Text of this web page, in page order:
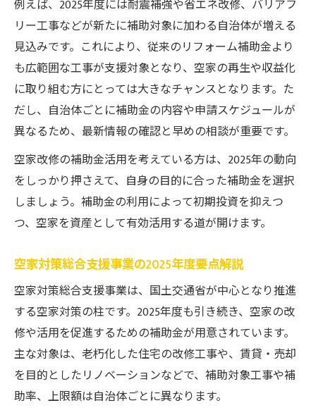
例えば、2025年度には耐震補強や省エネ改修、バリアフ
リー工事などが新たに補助対象に加わる自治体が増える
見込みです。これにより、従来のリフォーム補助金より
も広範囲な工事が支援対象となり、空家の再生や収益化
に取り組む方にとっては大きなチャンスとなります。た
だし、自治体ごとに補助金の内容や申請スケジュールが
異なるため、最新情報の確認と早めの相談が重要です。
空家改修の補助金活用を考えている方は、2025年の動向
をしっかり押さえて、自身の目的に合った補助金を選択
しましょう。補助金の利用によって初期投資を抑えつ
つ、空家を資産として有効活用する道が開けます。
空家対策総合支援事業の2025年度要点解説
空家対策総合支援事業は、国土交通省が中心となり推進
する空家対策の柱です。2025年度も引き続き、空家の改
修や活用を促進するための補助金が用意されています。
主な対象は、老朽化した住宅の改修工事や、賃貸・売却
を目的としたリノベーションなどで、補助対象工事や補
助率、上限額は自治体ごとに異なります。